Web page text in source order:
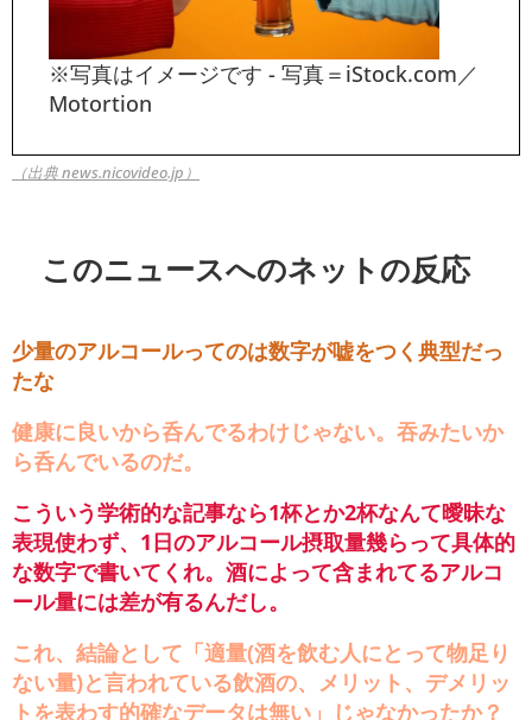
※写真はイメージです - 写真＝iStock.com／
Motortion
（出典 news.nicovideo.jp）
このニュースへのネットの反応
少量のアルコールってのは数字が嘘をつく典型だっ
たな
健康に良いから呑んでるわけじゃない。吞みたいか
ら呑んでいるのだ。
こういう学術的な記事なら1杯とか2杯なんて曖昧な
表現使わず、1日のアルコール摂取量幾らって具体的
な数字で書いてくれ。酒によって含まれてるアルコ
ール量には差が有るんだし。
これ、結論として「適量(酒を飲む人にとって物足り
ない量)と言われている飲酒の、メリット、デメリッ
トを表わす的確なデータは無い」じゃなかったか？